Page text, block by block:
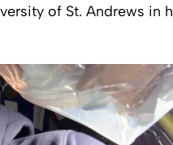
of St. Andrews in